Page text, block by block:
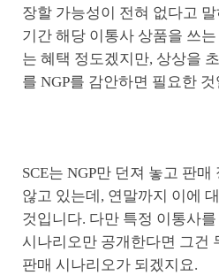
장할 가능성이 전혀 없다고
기간 해당 이통사 상품을 쓰
는 혜택 정도겠지만, 상상을
를 NGP를 감안하면 필요한
SCE는 NGP만 던져 놓고 판매
않고 있는데, 연말까지 이에
것입니다. 다만 특정 이통사
시나리오만 공개한다면 그건
판매 시나리오가 되겠지요.